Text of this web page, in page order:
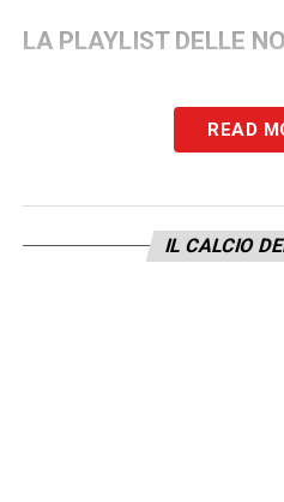
LA PLAYLIST DELLE
READ
IL CALCIO